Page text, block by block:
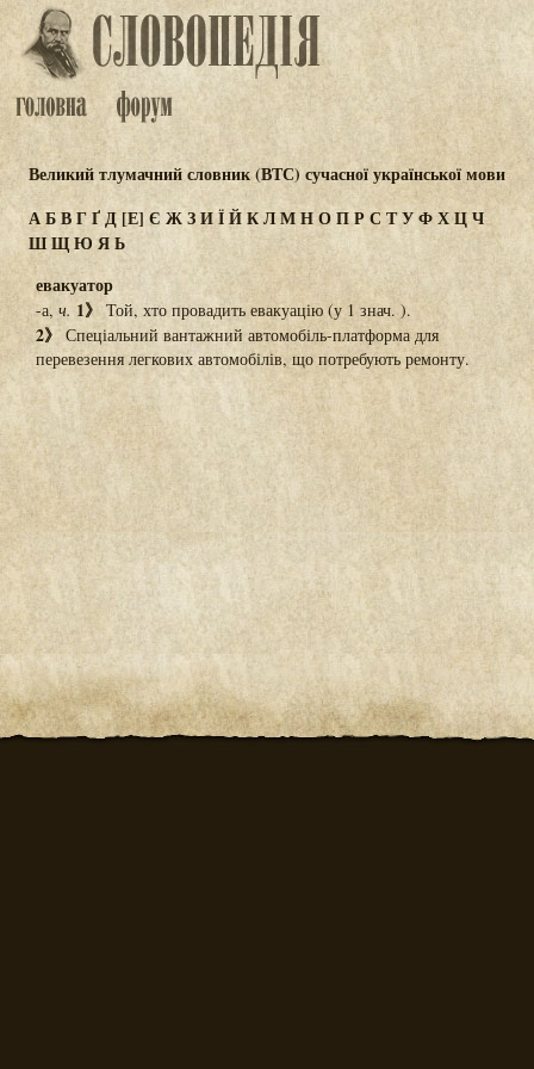
Великий тлумачний словник (ВТС) сучасної української мови
АБВГҐД[Е] Є ЖЗИЇЙКЛМНОПР СТУФХЦЧ
ШЩЮЯЬ
евакуатор
-а, ч. 1》 Той, хто провадить евакуацію (у 1 знач. ).
2》 Спеціальний вантажний автомобіль-платформа для
перевезення легкових автомобілів, що потребують ремонту.